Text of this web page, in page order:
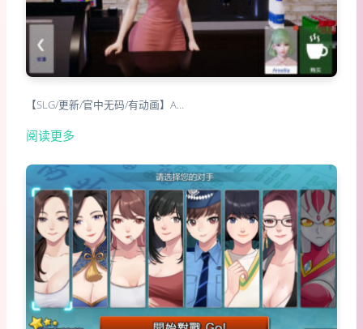
【SLG/更新/官中无码/有动画】A…
阅读更多